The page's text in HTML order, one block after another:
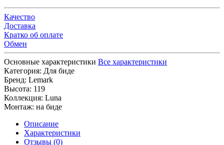
Качество
Доставка
Кратко об оплате
Обмен
Основные характеристики Все характеристики
Категория: Для биде
Бренд: Lemark
Высота: 119
Коллекция: Luna
Монтаж: на биде
Описание
Характеристики
Отзывы (0)